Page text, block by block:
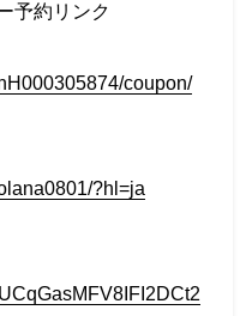
予約リンク
coupon/
?hl=ja